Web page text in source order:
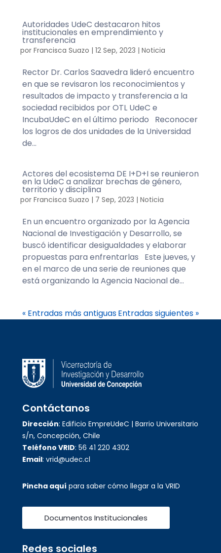
Autoridades UdeC destacaron hitos
institucionales en emprendimiento y
transferencia
por Francisca Suazo | 12 Sep, 2023 | Noticia
Rector Dr. Carlos Saavedra lideró encuentro
en que se revisaron los reconocimientos y
resultados de impacto y transferencia a la
sociedad recibidos por OTL UdeC e
IncubaUdeC en el último periodo Reconocer
los logros de dos unidades de la Universidad
de...
Actores del ecosistema DE I+D+I se reunieron
en la UdeC a analizar brechas de género,
territorio y disciplina
por Francisca Suazo | 7 Sep, 2023 | Noticia
En un encuentro organizado por la Agencia
Nacional de Investigación y Desarrollo, se
buscó identificar desigualdades y elaborar
propuestas para enfrentarlas Este jueves, y
en el marco de una serie de reuniones que
está organizando la Agencia Nacional de...
« Entradas más antiguasEntradas siguientes »
Contáctanos
Dirección: Edificio EmpreUdeC | Barrio Universitario
s/n, Concepción, Chile
Teléfono VRID: 56 41 220 4302
Email: vrid@udec.cl
Pincha aquí para saber cómo llegar a la VRID
Documentos Institucionales
Redes sociales